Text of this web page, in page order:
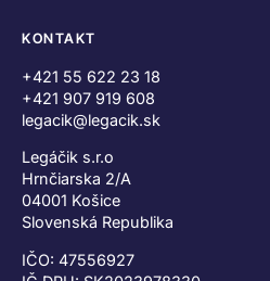
KONTAKT
+421 55 622 23 18
+421 907 919 608
legacik@legacik.sk
Legáčik s.r.o
Hrnčiarska 2/A
04001 Košice
Slovenská Republika
IČO: 47556927